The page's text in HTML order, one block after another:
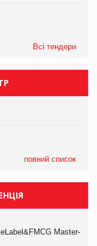
Всі тендери
повний список
Master-